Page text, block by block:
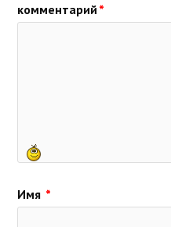
комментарий *
Имя *